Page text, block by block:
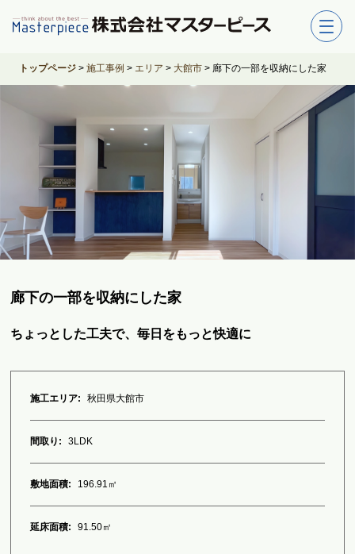
トップページ > 施工事例 > エリア > 大館市 > 廊下の一部を収納にした家
廊下の一部を収納にした家
ちょっとした工夫で、毎日をもっと快適に
施工エリア: 秋田県大館市
間取り: 3LDK
敷地面積: 196.91㎡
延床面積: 91.50㎡